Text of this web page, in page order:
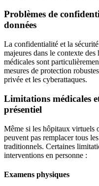
Problèmes de
données
La confidentialité et la
majeures dans le contexte
médicales sont
mesures de protection
privée et les cyberattaques.
Limitations médicales
présentiel
Même si les hôpitaux virtuels
peuvent pas remplacer tous
traditionnels. Certaines
interventions en personne :
Examens physiques